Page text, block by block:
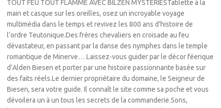
TOUT FEU TOUT FLAMME AVEC BILZEN MYSTERIESTablette à la
main et casque sur les oreilles, osez un incroyable voyage
multimédia dans le temps et revivez les 800 ans d’histoire de
l’ordre Teutonique.Des frères chevaliers en croisade au feu
dévastateur, en passant par la danse des nymphes dans le temple
romantique de Minerve… Laissez-vous guider par le décor féerique
d’Alden Biesen et porter par une histoire passionnante basée sur
des faits réels.Le dernier propriétaire du domaine, le Seigneur de
Biesen, sera votre guide. Il connaît le site comme sa poche et vous
dévoilera un à un tous les secrets de la commanderie.Sons,